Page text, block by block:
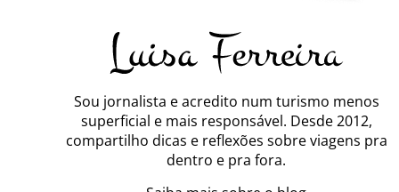
Sou jornalista e acredito num turismo menos
superficial e mais responsável. Desde 2012,
compartilho dicas e reflexões sobre viagens pra
dentro e pra fora.